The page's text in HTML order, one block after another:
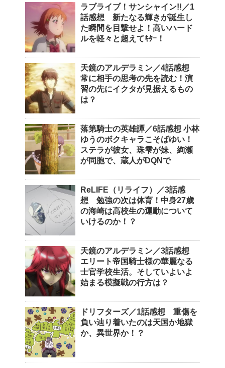
ラブライブ！サンシャイン!!／1
話感想 新たなる輝きが誕生し
た瞬間を目撃せよ！高いハード
ルを軽々と超えてｷﾀｰ！
天鏡のアルデラミン／4話感想
常に相手の思考の先を読む！演
習の先にイクタが見据えるもの
は？
落第騎士の英雄譚／6話感想 小林
ゆうのボクキャラこそばゆい！
ステラが彼女、珠雫が妹、絢瀬
が同胞で、蔵人がDQNで
ReLIFE（リライフ）／3話感
想 勉強の次は体育！中身27歳
の海崎は高校生の運動について
いけるのか！？
天鏡のアルデラミン／3話感想
エリート帝国騎士様の華麗なる
士官学校生活。そしていよいよ
始まる模擬戦の行方は？
ドリフターズ／1話感想 重傷を
負い辿り着いたのは天国か地獄
か、異世界か！？